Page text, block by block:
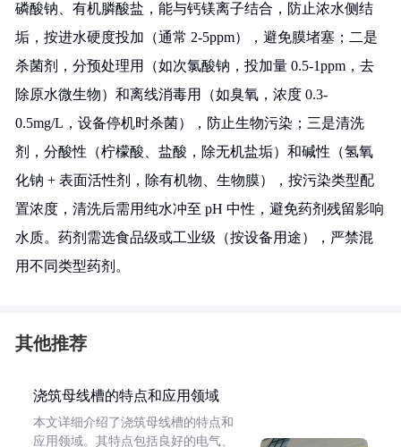
磷酸钠、有机膦酸盐，能与钙镁离子结合，防止浓水侧结
垢，按进水硬度投加（通常 2-5ppm），避免膜堵塞；二是
杀菌剂，分预处理用（如次氯酸钠，投加量 0.5-1ppm，去
除原水微生物）和离线消毒用（如臭氧，浓度 0.3-
0.5mg/L，设备停机时杀菌），防止生物污染；三是清洗
剂，分酸性（柠檬酸、盐酸，除无机盐垢）和碱性（氢氧
化钠 + 表面活性剂，除有机物、生物膜），按污染类型配
置浓度，清洗后需用纯水冲至 pH 中性，避免药剂残留影响
水质。药剂需选食品级或工业级（按设备用途），严禁混
用不同类型药剂。
其他推荐
浇筑母线槽的特点和应用领域
本文详细介绍了浇筑母线槽的特点和
应用领域。其特点包括良好的电气、